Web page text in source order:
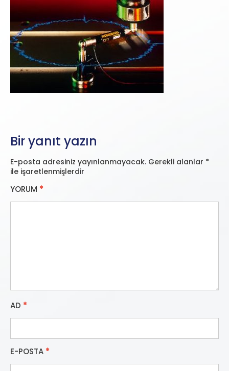
Bir yanıt yazın
E-posta adresiniz yayınlanmayacak. Gerekli alanlar *
ile işaretlenmişlerdir
YORUM *
AD *
E-POSTA *